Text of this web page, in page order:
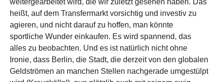
heißt, auf dem Transfermarkt vorsichtig und investiv zu
agieren, und nicht darauf zu hoffen, man könnte
sportliche Wunder einkaufen. Es wird spannend, das
alles zu beobachten. Und es ist natürlich nicht ohne
Ironie, dass Berlin, die Stadt, die derzeit von den globalen
Geldströmen an manchen Stellen nachgerade umgestülpt